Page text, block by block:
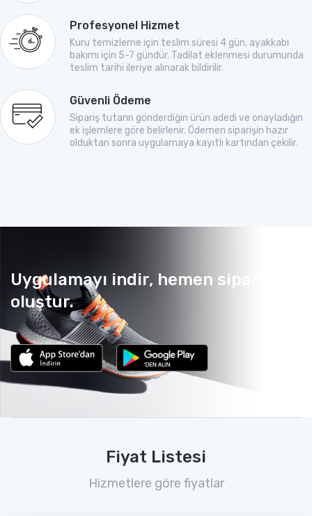
Profesyonel Hizmet
Kuru temizleme için teslim süresi 4 gün, ayakkabı
bakımı için 5-7 gündür. Tadilat eklenmesi durumunda
teslim tarihi ileriye alınarak bildirilir.
Güvenli Ödeme
Sipariş tutarın gönderdiğin ürün adedi ve onayladığın
ek işlemlere göre belirlenir. Ödemen siparişin hazır
olduktan sonra uygulamaya kayıtlı kartından çekilir.
Uygulamayı indir, hemen sipariş
oluştur.
Fiyat Listesi
Hizmetlere göre fiyatlar